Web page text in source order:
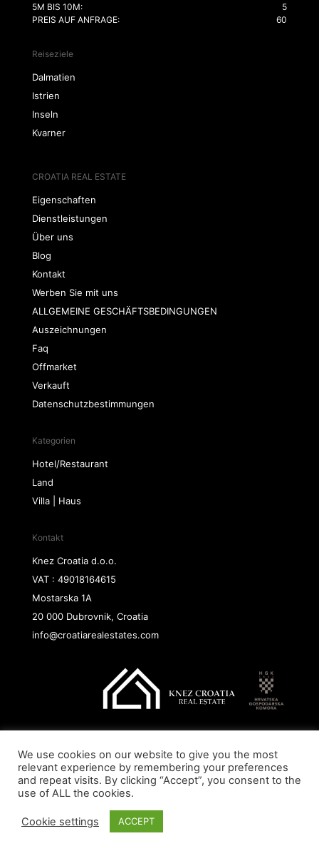
5M BIS 10M:
5
PREIS AUF ANFRAGE:
60
Reiseziele
Dalmatien
Istrien
Inseln
Kvarner
CROATIA REAL ESTATE
Eigenschaften
Dienstleistungen
Über uns
Blog
Kontakt
Werben Sie mit uns
ALLGEMEINE GESCHÄFTSBEDINGUNGEN
Auszeichnungen
Faq
Offmarket
Verkauft
Datenschutzbestimmungen
Kategorien
Hotel/Restaurant
Land
Villa | Haus
Kontakt
Knez Croatia d.o.o.
VAT : 49018164615
Mostarska 1A
20 000 Dubrovnik, Croatia
info@croatiarealestates.com
Copyright@ 2026 Knez Croatia d.o.o.
We use cookies on our website to give you the most
relevant experience by remembering your preferences
and repeat visits. By clicking “Accept”, you consent to the
use of ALL the cookies.
Cookie settings ACCEPT